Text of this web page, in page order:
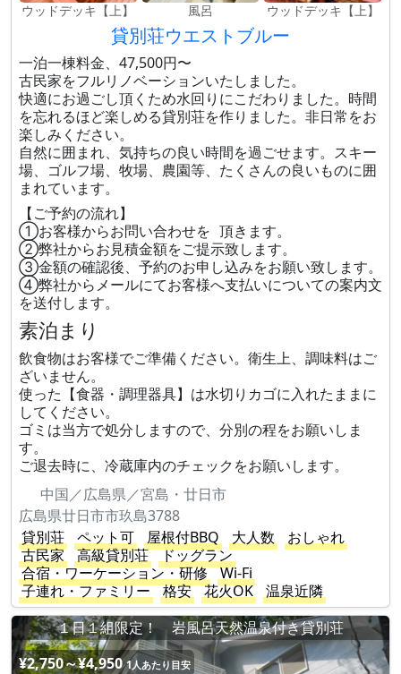
ウッドデッキ【上】 風呂 ウッドデッキ【上】
貸別荘ウエストブルー
一泊一棟料金、47,500円〜
古民家をフルリノベーションいたしました。
快適にお過ごし頂くため水回りにこだわりました。時間
を忘れるほど楽しめる貸別荘を作りました。非日常をお
楽しみください。
自然に囲まれ、気持ちの良い時間を過ごせます。スキー
場、ゴルフ場、牧場、農園等、たくさんの良いものに囲
まれています。
【ご予約の流れ】
①お客様からお問い合わせを 頂きます。
②弊社からお見積金額をご提示致します。
③金額の確認後、予約のお申し込みをお願い致します。
④弊社からメールにてお客様へ支払いについての案内文
を送付します。
素泊まり
飲食物はお客様でご準備ください。衛生上、調味料はご
ざいません。
使った【食器・調理器具】は水切りカゴに入れたままに
してください。
ゴミは当方で処分しますので、分別の程をお願いしま
す。
ご退去時に、冷蔵庫内のチェックをお願いします。
中国／広島県／宮島・廿日市
広島県廿日市市玖島3788
貸別荘
ペット可 屋根付BBQ 大人数
おしゃれ
古民家
高級貸別荘
ドッグラン
合宿・ワーケーション・研修
Wi-Fi
子連れ・ファミリー
格安 花火OK
温泉近隣
１日１組限定！ 岩風呂天然温泉付き貸別荘
¥2,750～¥4,950 1人あたり目安